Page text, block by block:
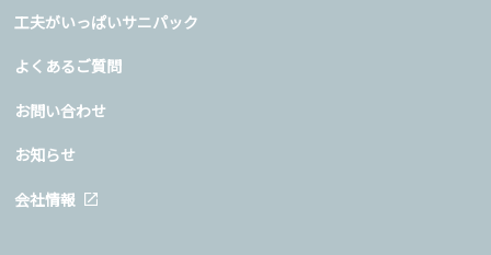
工夫がいっぱいサニパック
よくあるご質問
お問い合わせ
お知らせ
会社情報